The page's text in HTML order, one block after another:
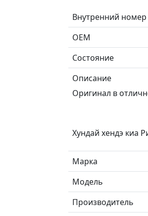
Внутренний номер
ОЕМ
Состояние
Описание
Оригинал в
Хундай хендэ киа
Марка
Модель
Производитель